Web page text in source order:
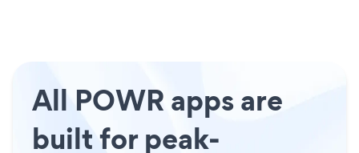
All POWR apps are
built for peak-